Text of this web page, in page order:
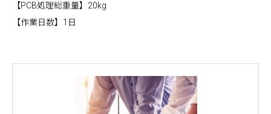
【PCB処理総重量】20kg
【作業日数】1日